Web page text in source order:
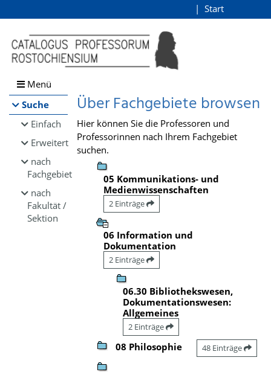
Browsen
direkt zum Inhalt
Start
Menü
Suche
Einfach
Erweitert
nach
Fachgebiet
nach
Fakultät /
Sektion
Über Fachgebiete browsen
Hier können Sie die Professoren und
Professorinnen nach Ihrem Fachgebiet
suchen.
05 Kommunikations- und
Medienwissenschaften
2 Einträge
06 Information und
Dokumentation
2 Einträge
06.30 Bibliothekswesen,
Dokumentationswesen:
Allgemeines
2 Einträge
08 Philosophie 48 Einträge